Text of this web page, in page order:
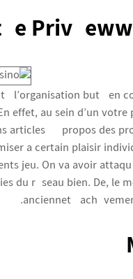
l’organisation buté en
effet, au sein d’un
articles í propos des
a certain plaisir
jeu. On va avoir
du réseau bien. De, le
ancienneté